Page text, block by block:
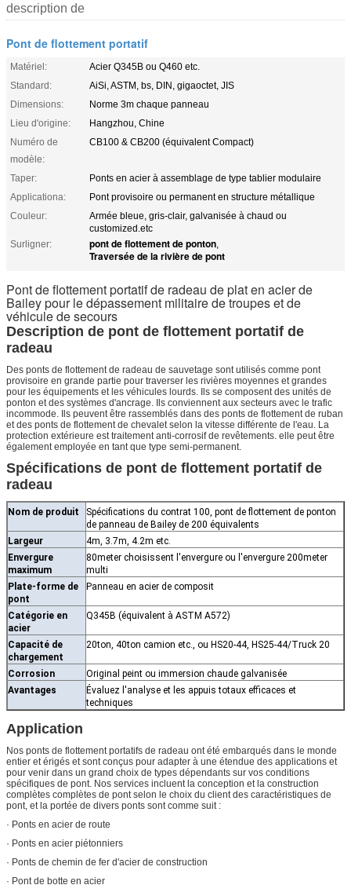
description de
Pont de flottement portatif
Matériel:
Acier Q345B ou Q460 etc.
Standard:
AiSi, ASTM, bs, DIN, gigaoctet, JIS
Dimensions:
Norme 3m chaque panneau
Lieu d'origine:
Hangzhou, Chine
Numéro de
modèle:
CB100 & CB200 (équivalent Compact)
Taper:
Ponts en acier à assemblage de type tablier modulaire
Applicationa:
Pont provisoire ou permanent en structure métallique
Couleur:
Armée bleue, gris-clair, galvanisée à chaud ou
customized.etc
Surligner:
pont de flottement de ponton,
Traversée de la rivière de pont
Pont de flottement portatif de radeau de plat en acier de
Bailey pour le dépassement militaire de troupes et de
véhicule de secours
Description de pont de flottement portatif de
radeau
Des ponts de flottement de radeau de sauvetage sont utilisés comme pont
provisoire en grande partie pour traverser les rivières moyennes et grandes
pour les équipements et les véhicules lourds. Ils se composent des unités de
ponton et des systèmes d'ancrage. Ils conviennent aux secteurs avec le trafic
incommode. Ils peuvent être rassemblés dans des ponts de flottement de ruban
et des ponts de flottement de chevalet selon la vitesse différente de l'eau. La
protection extérieure est traitement anti-corrosif de revêtements. elle peut être
également employée en tant que type semi-permanent.
Spécifications de pont de flottement portatif de
radeau
Nom de produit
Spécifications du contrat 100, pont de flottement de ponton
de panneau de Bailey de 200 équivalents
Largeur
4m, 3.7m, 4.2m etc.
Envergure
maximum
80meter choisissent l'envergure ou l'envergure 200meter
multi
Plate-forme de
pont
Panneau en acier de composit
Catégorie en
acier
Q345B (équivalent à ASTM A572)
Capacité de
chargement
20ton, 40ton camion etc., ou HS20-44, HS25-44/Truck 20
Corrosion
Original peint ou immersion chaude galvanisée
Avantages
Évaluez l'analyse et les appuis totaux efficaces et
techniques
Application
Nos ponts de flottement portatifs de radeau ont été embarqués dans le monde
entier et érigés et sont conçus pour adapter à une étendue des applications et
pour venir dans un grand choix de types dépendants sur vos conditions
spécifiques de pont. Nos services incluent la conception et la construction
complètes complètes de pont selon le choix du client des caractéristiques de
pont, et la portée de divers ponts sont comme suit :
· Ponts en acier de route
· Ponts en acier piétonniers
· Ponts de chemin de fer d'acier de construction
· Pont de botte en acier